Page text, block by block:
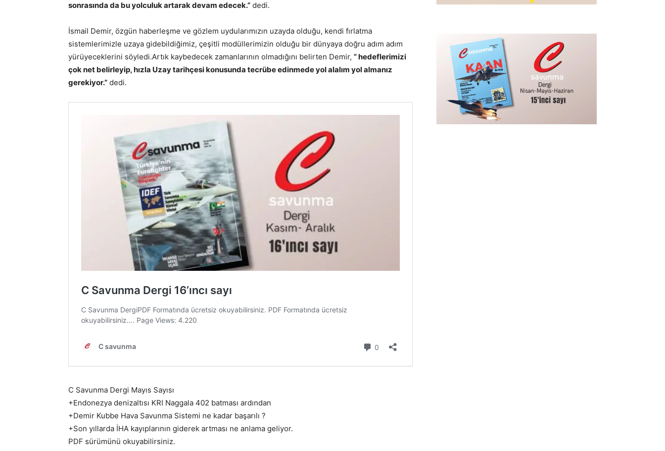
sonrasında da bu yolculuk artarak devam edecek.” dedi.
İsmail Demir, özgün haberleşme ve gözlem uydularımızın uzayda olduğu, kendi fırlatma
sistemlerimizle uzaya gidebildiğimiz, çeşitli modüllerimizin olduğu bir dünyaya doğru adım adım
yürüyeceklerini söyledi.Artık kaybedecek zamanlarının olmadığını belirten Demir, ” hedeflerimizi
çok net belirleyip, hızla Uzay tarihçesi konusunda tecrübe edinmede yol alalım yol almanız
gerekiyor.” dedi.
C Savunma Dergi Mayıs Sayısı
+Endonezya denizaltısı KRI Naggala 402 batması ardından
+Demir Kubbe Hava Savunma Sistemi ne kadar başarılı ?
+Son yıllarda İHA kayıplarının giderek artması ne anlama geliyor.
PDF sürümünü okuyabilirsiniz.